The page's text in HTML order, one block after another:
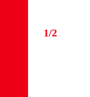
1/2